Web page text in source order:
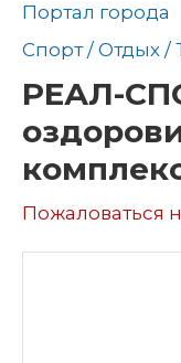
Портал города
Спорт / Отдых /
РЕАЛ-
Пожаловаться